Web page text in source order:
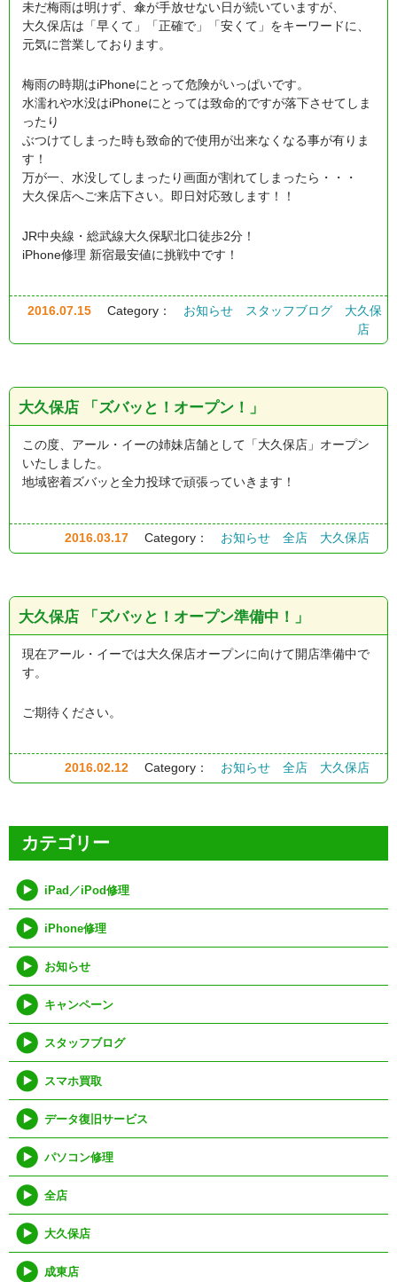
未だ梅雨は明けず、傘が手放せない日が続いていますが、
大久保店は「早くて」「正確で」「安くて」をキーワードに、
元気に営業しております。
梅雨の時期はiPhoneにとって危険がいっぱいです。
水濡れや水没はiPhoneにとっては致命的ですが落下させてしま
ったり
ぶつけてしまった時も致命的で使用が出来なくなる事が有りま
す！
万が一、水没してしまったり画面が割れてしまったら・・・
大久保店へご来店下さい。即日対応致します！！
JR中央線・総武線大久保駅北口徒歩2分！
iPhone修理 新宿最安値に挑戦中です！
2016.07.15 Category： お知らせ スタッフブログ
大久保
店
大久保店 「ズバッと！オープン！」
この度、アール・イーの姉妹店舗として「大久保店」オープン
いたしました。
地域密着ズバッと全力投球で頑張っていきます！
2016.03.17 Category： お知らせ 全店 大久保店
大久保店 「ズバッと！オープン準備中！」
現在アール・イーでは大久保店オープンに向けて開店準備中で
す。
ご期待ください。
2016.02.12 Category： お知らせ 全店 大久保店
カテゴリー
iPad／iPod修理
iPhone修理
お知らせ
キャンペーン
スタッフブログ
スマホ買取
データ復旧サービス
パソコン修理
全店
大久保店
成東店